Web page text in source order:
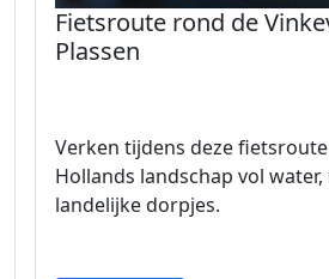
Fietsroute rond de
Plassen
Verken tijdens deze
Hollands landschap vol
landelijke dorpjes.